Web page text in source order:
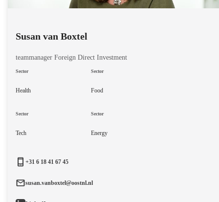
Susan van Boxtel
teammanager Foreign Direct Investment
Sector
Health
Sector
Food
Sector
Tech
Sector
Energy
+31 6 18 41 67 45
susan.vanboxtel@oostnl.nl